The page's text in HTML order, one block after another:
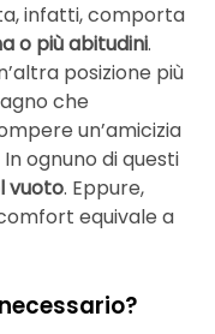
infatti, comporta
o più abitudini.
posizione più
che
un’amicizia
ognuno di questi
vuoto. Eppure,
equivale a